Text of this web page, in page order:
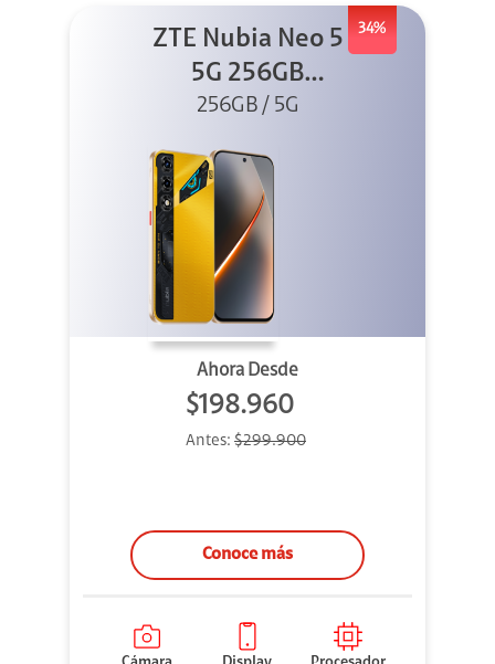
34%
ZTE Nubia Neo 5
5G 256GB
Dorado
256GB / 5G
Ahora Desde
$198.960
Antes: $299.900
Conoce más